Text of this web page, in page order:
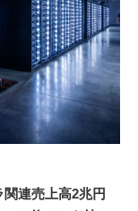
連売上高2兆円